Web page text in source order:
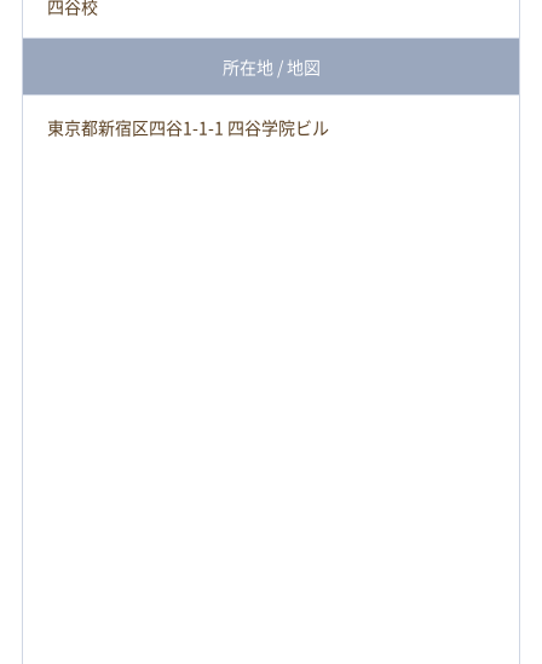
四谷校
所在地 / 地図
東京都新宿区四谷1-1-1 四谷学院ビル